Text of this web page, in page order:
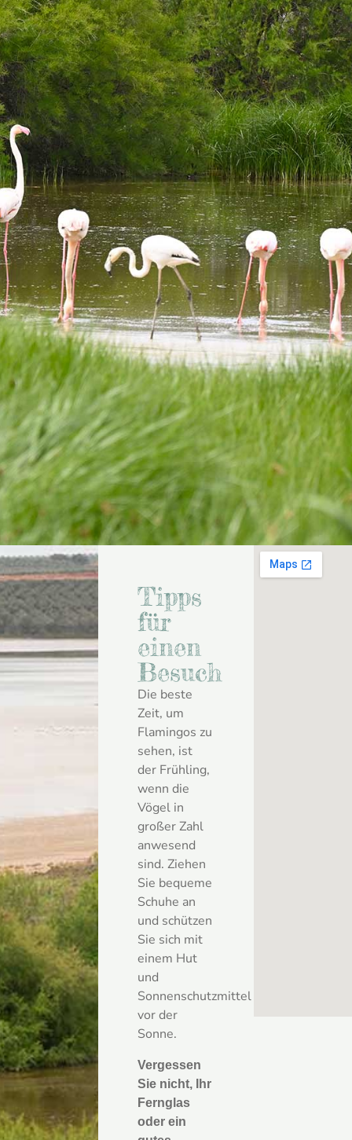
Tipps
für
einen
Besuch
Die beste
Zeit, um
Flamingos zu
sehen, ist
der Frühling,
wenn die
Vögel in
großer Zahl
anwesend
sind. Ziehen
Sie bequeme
Schuhe an
und schützen
Sie sich mit
einem Hut
und
Sonnenschutzmittel
vor der
Sonne.
Vergessen
Sie nicht, Ihr
Fernglas
oder ein